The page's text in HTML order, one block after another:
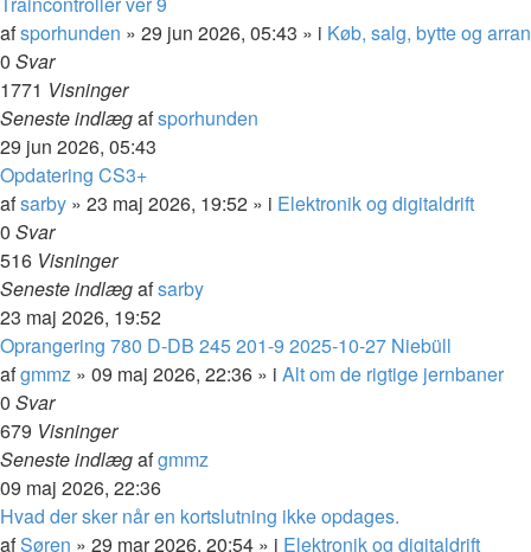
afsporhunden » 29 jun 2026, 05:43 » i Køb, salg, bytte og
0 Svar
1771 Visninger
Seneste indlægafsporhunden
29 jun 2026, 05:43
Opdatering CS3+
afsarby » 23 maj 2026, 19:52 » i Elektronik og digitaldrift
0 Svar
516 Visninger
Seneste indlægafsarby
23 maj 2026, 19:52
Oprangering 780 D-DB 245 201-9 2025-10-27 Niebüll
afgmmz » 09 maj 2026, 22:36 » i Alt om de rigtige jernbaner
0 Svar
679 Visninger
Seneste indlægafgmmz
09 maj 2026, 22:36
Hvad der sker når en kortslutning ikke opdages.
afSøren » 29 mar 2026, 20:54 » i Elektronik og digitaldrift